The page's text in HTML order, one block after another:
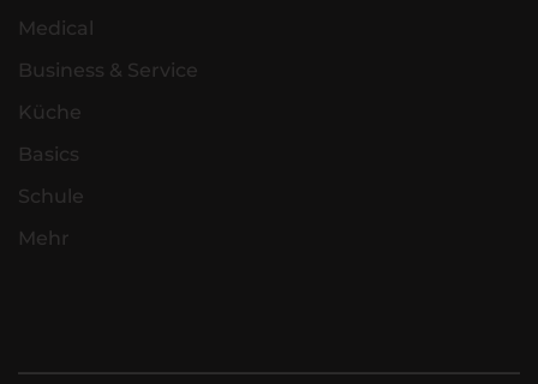
Medical
Business & Service
Küche
Basics
Schule
Mehr